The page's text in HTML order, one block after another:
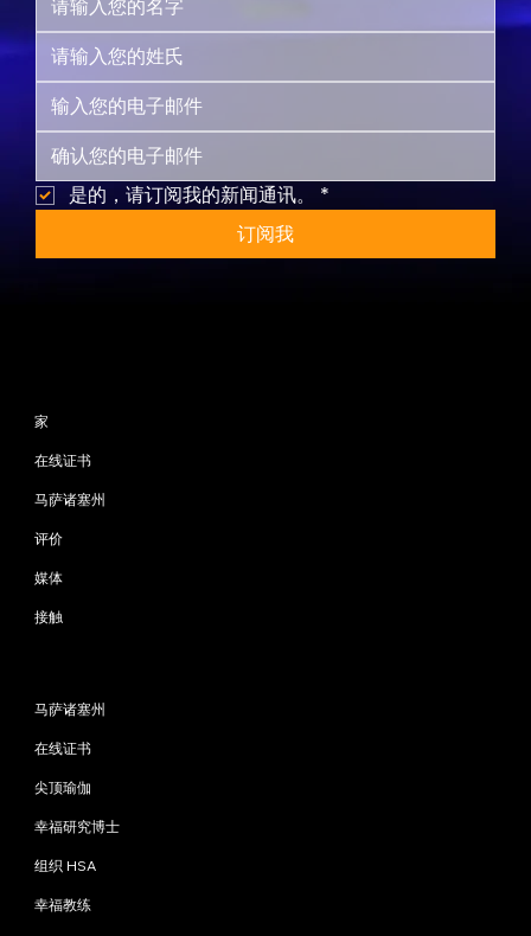
是的，请订阅我的新闻通讯。
*
订阅我
家
在线证书
马萨诸塞州
评价
媒体
接触
马萨诸塞州
在线证书
尖顶瑜伽
幸福研究博士
组织 HSA
幸福教练